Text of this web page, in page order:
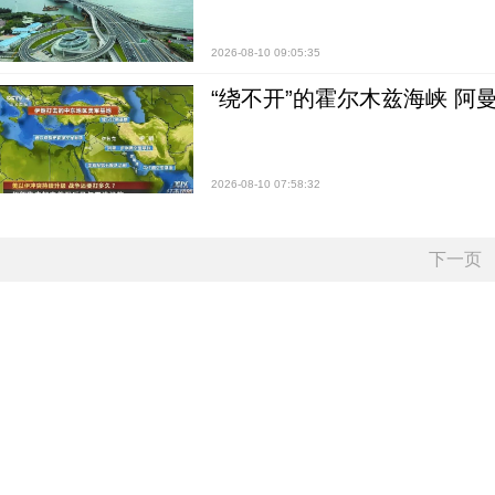
2026-08-10 09:05:35
“绕不开”的霍尔木兹海峡 阿
2026-08-10 07:58:32
下一页